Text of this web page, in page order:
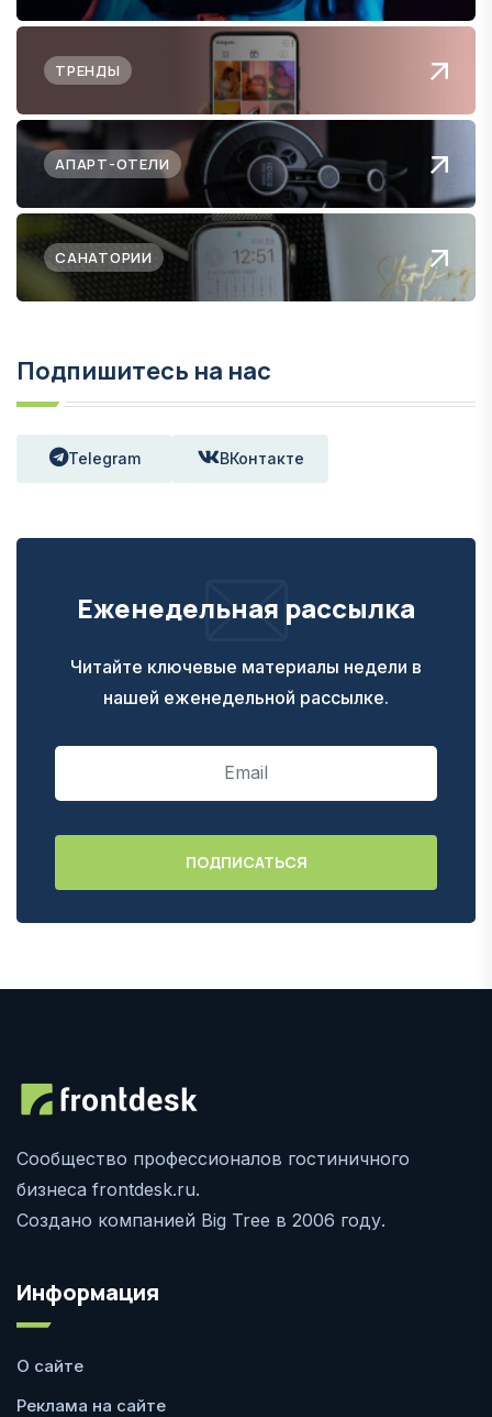
ТРЕНДЫ
АПАРТ-ОТЕЛИ
САНАТОРИИ
Подпишитесь на нас
Telegram ВКонтакте
Еженедельная рассылка
Читайте ключевые материалы недели в
нашей еженедельной рассылке.
Сообщество профессионалов гостиничного
бизнеса frontdesk.ru.
Создано компанией Big Tree в 2006 году.
Информация
О сайте
Реклама на сайте